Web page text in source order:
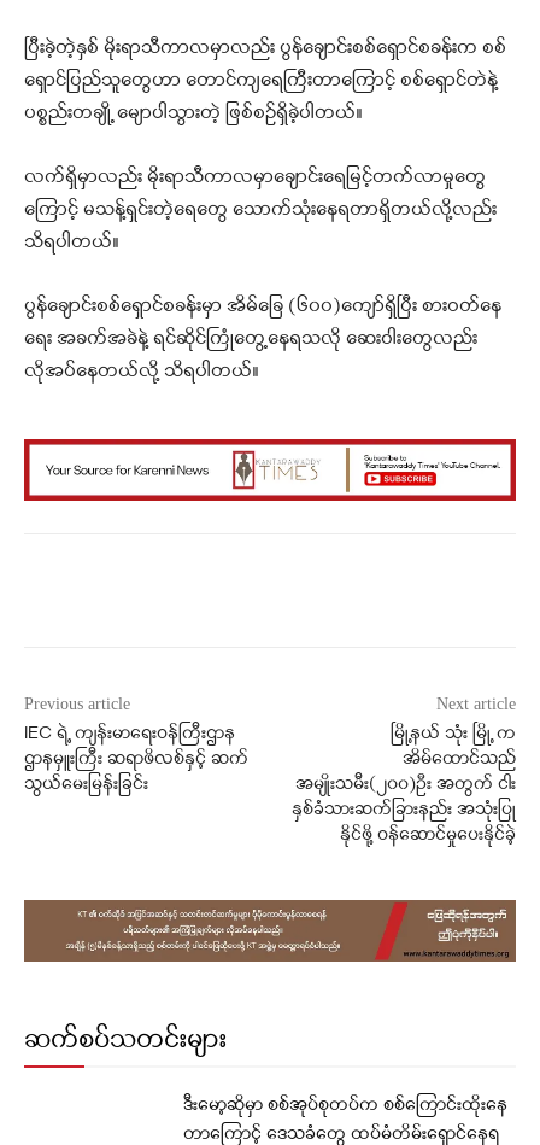
ပြီးခဲ့တဲ့နှစ် မိုးရာသီကာလမှာလည်း ပွန်ချောင်းစစ်‌ရှောင်စခန်းက စစ်
ရှောင်ပြည်သူတွေဟာ တောင်ကျရေကြီးတာကြောင့် စစ်ရှောင်တဲနဲ့
ပစ္စည်းတချို့ မျောပါသွားတဲ့ ဖြစ်စဉ်ရှိခဲ့ပါတယ်။
လက်ရှိမှာလည်း မိုးရာသီကာလမှာချောင်းရေမြင့်တက်လာမှုတွေ
ကြောင့် မသန့်ရှင်းတဲ့ရေတွေ သောက်သုံးနေရတာရှိတယ်လို့လည်း
သိရပါတယ်။
ပွန်ချောင်းစစ်ရှောင်စခန်းမှာ အိမ်ခြေ (၆၀၀)ကျော်ရှိပြီး စားဝတ်နေ
ရေး အခက်အခဲနဲ့ ရင်ဆိုင်ကြုံတွေ့နေရသလို ဆေးဝါးတွေလည်း
လိုအပ်နေတယ်လို့ သိရပါတယ်။
Previous article
IEC ရဲ့ ကျန်းမာရေးဝန်ကြီးဌာန
ဌာနမှူးကြီး ဆရာဖိလစ်နှင့် ဆက်
သွယ်မေးမြန်းခြင်း
Next article
မြို့နယ် သုံး မြို့ က
အိမ်ထောင်သည်
အမျိုးသမီး(၂၀၀)ဦး အတွက် ငါး
နှစ်ခံသားဆက်ခြားနည်း အသုံးပြု
နိုင်ဖို့ ဝန်ဆောင်မှုပေးနိုင်ခဲ့
ဆက်စပ်သတင်းများ
ဒီးမော့ဆိုမှာ စစ်အုပ်စုတပ်က စစ်ကြောင်းထိုးနေ
တာကြောင့် ဒေသခံတွေ ထပ်မံတိမ်းရှောင်နေရ